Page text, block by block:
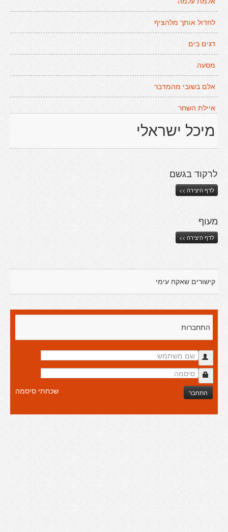
לחדול אותך מלהציף
דגים בים
מסעה
אלם בשובי מהמדבר
איילת השחר
מיכל ישראלי
לרקוד בגשם
לדף היצירה >>
מעוף
לדף היצירה >>
קישורים שאקח עימי
התחברות
התחבר שכחתי סיסמה